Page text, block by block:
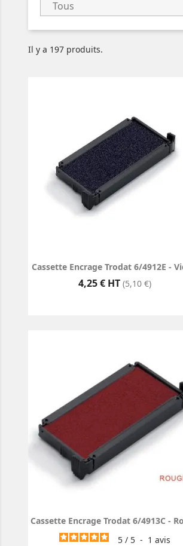
Il y a 197 produits.
Cassette Encrage Trodat 6/4912E -
Prix
4,25 € HT (5,10 €)
Cassette Encrage Trodat 6/4913C -
5 / 5 - 1 avis